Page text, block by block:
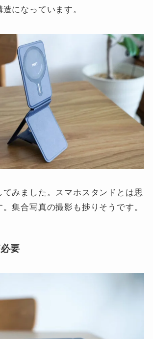
になっています。
てみました。スマホスタンドとは思
集合写真の撮影も捗りそうです。
要